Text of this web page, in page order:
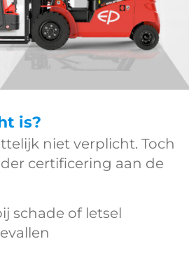
is?
niet verplicht. Toch
certificering aan de
schade of letsel